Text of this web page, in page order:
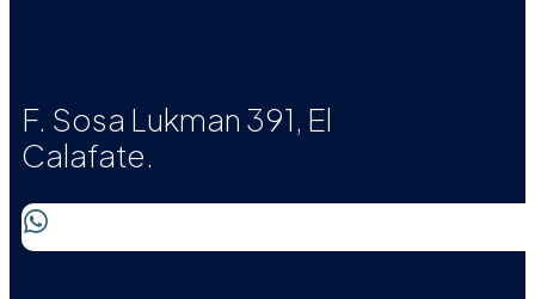
F. Sosa Lukman 391, El
Calafate.